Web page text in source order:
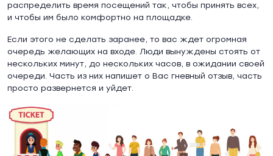
распределить время посещений так, чтобы принять всех,
и чтобы им было комфортно на площадке.
Если этого не сделать заранее, то вас ждет огромная
очередь желающих на входе. Люди вынуждены стоять от
нескольких минут, до нескольких часов, в ожидании своей
очереди. Часть из них напишет о Вас гневный отзыв, часть
просто развернется и уйдет.